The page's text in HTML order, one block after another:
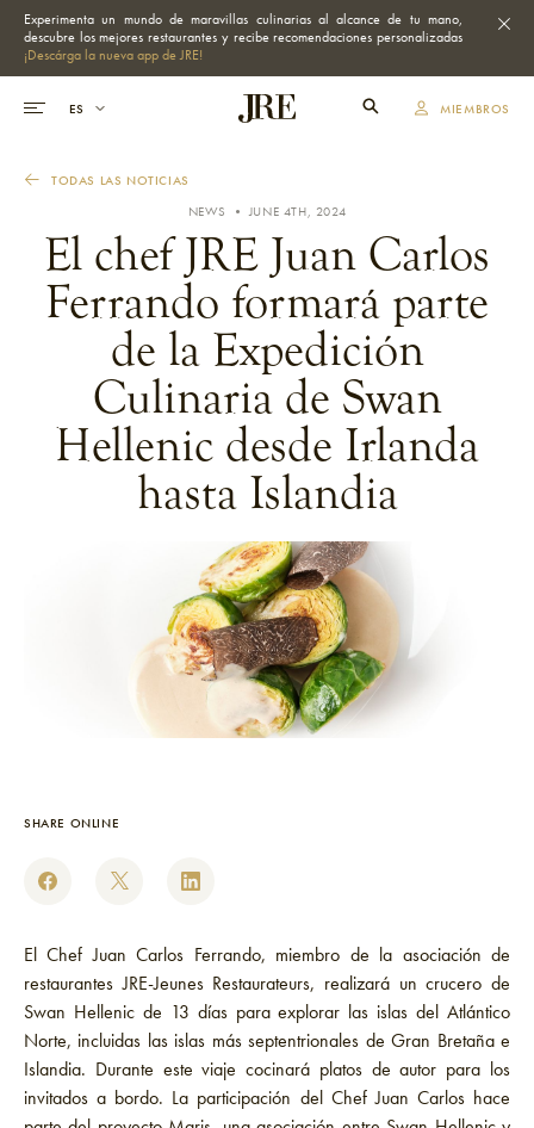
Experimenta un mundo de maravillas culinarias al alcance de tu mano,
descubre los mejores restaurantes y recibe recomendaciones personalizadas
¡Descárga la nueva app de JRE!
MIEMBROS
TODAS LAS NOTICIAS
NEWS • JUNE 4TH, 2024
El chef JRE Juan Carlos
Ferrando formará parte
de la Expedición
Culinaria de Swan
Hellenic desde Irlanda
hasta Islandia
SHARE ONLINE
El Chef Juan Carlos Ferrando, miembro de la asociación de
restaurantes JRE-Jeunes Restaurateurs, realizará un crucero de
Swan Hellenic de 13 días para explorar las islas del Atlántico
Norte, incluidas las islas más septentrionales de Gran Bretaña e
Islandia. Durante este viaje cocinará platos de autor para los
invitados a bordo. La participación del Chef Juan Carlos hace